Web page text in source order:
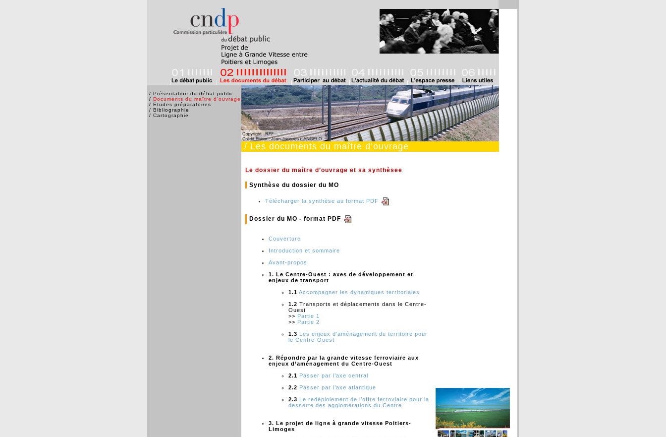
/ Présentation du débat public
/ Documents du maître d’ouvrage
/ Etudes préparatoires
/ Bibliographie
/ Cartographie
/ Les documents du maître d’ouvrage
Le dossier du maître d’ouvrage et sa synthèsee
Synthèse du dossier du MO
Télécharger la synthèse au format PDF
Dossier du MO - format PDF
Couverture
Introduction et sommaire
Avant-propos
1. Le Centre-Ouest : axes de développement et
enjeux de transport
1.1 Accompagner les dynamiques territoriales
1.2 Transports et déplacements dans le Centre-
Ouest
>> Partie 1
>> Partie 2
1.3 Les enjeux d’aménagement du territoire pour
le Centre-Ouest
2. Répondre par la grande vitesse ferroviaire aux
enjeux d’aménagement du Centre-Ouest
2.1 Passer par l’axe central
2.2 Passer par l’axe atlantique
2.3 Le redéploiement de l’offre ferroviaire pour la
desserte des agglomérations du Centre
3. Le projet de ligne à grande vitesse Poitiers-
Limoges